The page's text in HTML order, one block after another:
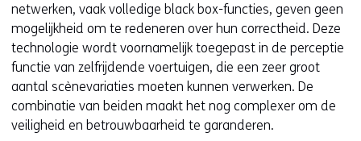
netwerken, vaak volledige black box-functies, geven geen
mogelijkheid om te redeneren over hun correctheid. Deze
technologie wordt voornamelijk toegepast in de perceptie
functie van zelfrijdende voertuigen, die een zeer groot
aantal scènevariaties moeten kunnen verwerken. De
combinatie van beiden maakt het nog complexer om de
veiligheid en betrouwbaarheid te garanderen.